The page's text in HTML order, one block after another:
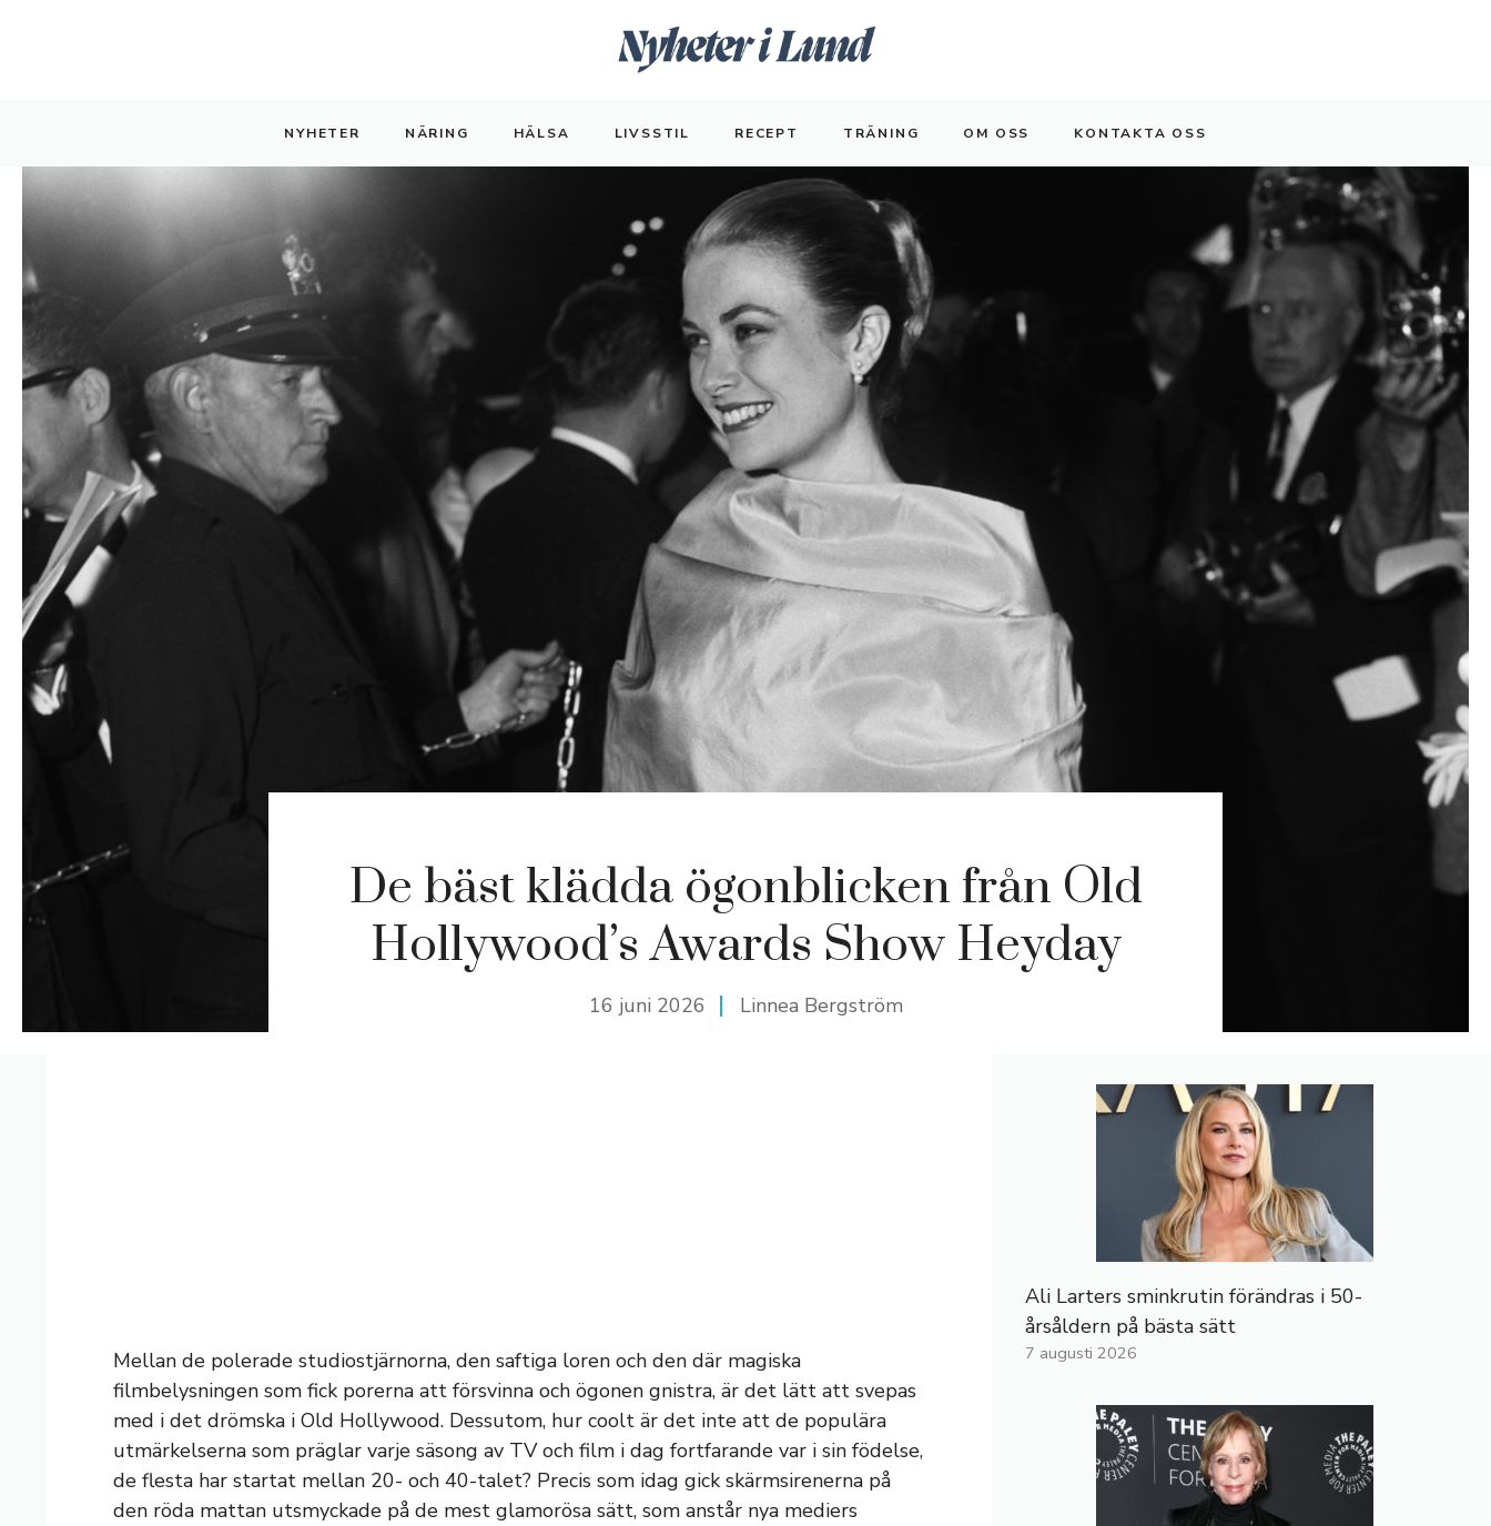
NYHETER NÄRING HÄLSA LIVSSTIL RECEPT TRÄNING OM OSS KONTAKTA OSS
De bäst klädda ögonblicken från Old
Hollywood’s Awards Show Heyday
16 juni 2026 Linnea Bergström
Mellan de polerade studiostjärnorna, den saftiga loren och den där magiska
filmbelysningen som fick porerna att försvinna och ögonen gnistra, är det lätt att svepas
med i det drömska i Old Hollywood. Dessutom, hur coolt är det inte att de populära
utmärkelserna som präglar varje säsong av TV och film i dag fortfarande var i sin födelse,
de flesta har startat mellan 20- och 40-talet? Precis som idag gick skärmsirenerna på
den röda mattan utsmyckade på de mest glamorösa sätt, som anstår nya mediers
Ali Larters sminkrutin förändras i 50-
årsåldern på bästa sätt
7 augusti 2026